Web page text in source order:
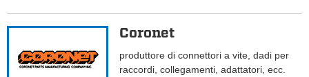
Coronet
produttore di connettori a vite, dadi per
raccordi, collegamenti, adattatori, ecc.